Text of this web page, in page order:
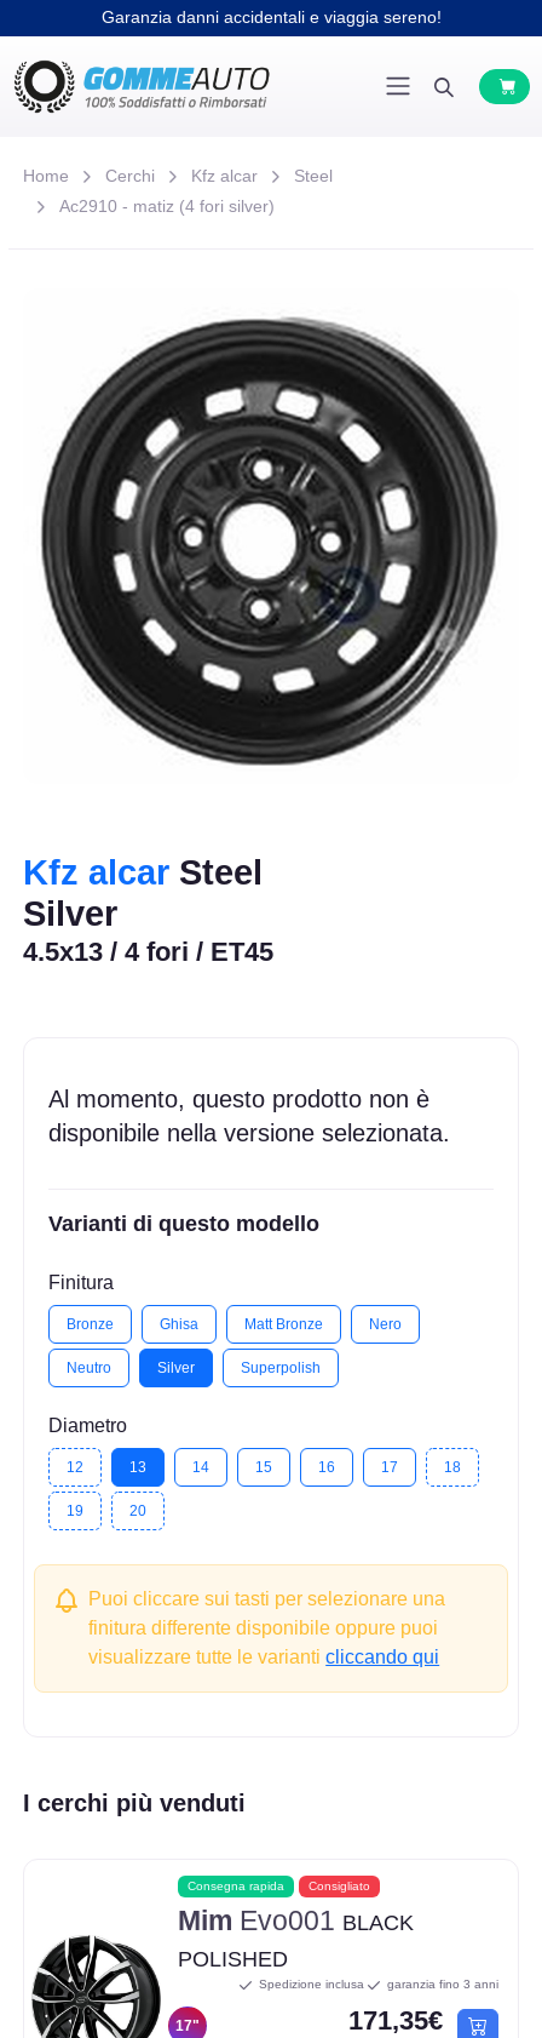
Garanzia danni accidentali e viaggia sereno!
Home Cerchi Kfz alcar
Steel
Ac2910 - matiz (4 fori silver)
Kfz alcar Steel
Silver
4.5x13 / 4 fori / ET45
Al momento, questo prodotto non è
disponibile nella versione selezionata.
Varianti di questo modello
Finitura
Bronze Ghisa Matt Bronze Nero
Neutro Silver Superpolish
Diametro
12 13 14 15 16 17 18
19 20
Puoi cliccare sui tasti per selezionare una
finitura differente disponibile oppure puoi
visualizzare tutte le varianticliccando qui
I cerchi più venduti
Consegna rapida Consigliato
Mim Evo001 BLACK
POLISHED
17"
Spedizione inclusa garanzia fino 3 anni
171,35€